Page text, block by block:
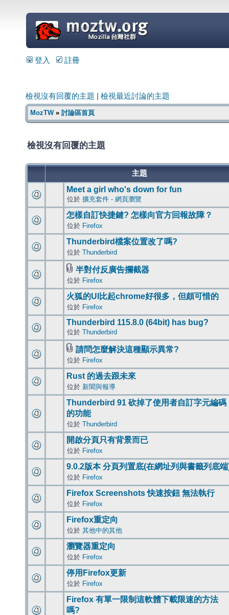
=
登入 註冊
檢視沒有回覆的主題 檢視最近討論的主題
MozTW» 討論區首頁
檢視沒有回覆的主題
主題
Meet a girl who's down for fun
位於 擴充套件 - 網頁瀏覽
怎樣自訂快捷鍵? 怎樣向官方回報故障？
位於 Firefox
Thunderbird檔案位置改了嗎?
位於 Thunderbird
半對付反廣告攔截器
位於 Firefox
火狐的UI比起chrome好很多，但頗可惜的
位於 Firefox
Thunderbird 115.8.0 (64bit) has bug?
位於 Thunderbird
請問怎麼解決這種顯示異常?
位於 Firefox
Rust 的過去跟未來
位於 新聞與報導
Thunderbird 91 砍掉了使用者自訂字元編碼
的功能
位於 Thunderbird
開啟分頁只有背景而已
位於 Firefox
9.0.2版本 分頁列置底(在網址列與書籤列底
位於 Firefox
Firefox Screenshots 快速按鈕 無法執行
位於 Firefox
Firefox重定向
位於 其他中的其他
瀏覽器重定向
位於 Firefox
停用Firefox更新
位於 Firefox
Firefox 有單一限制這軟體下載限速的方法
嗎?